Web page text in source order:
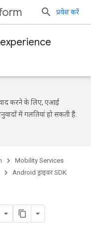
प्रवेश करें
करने के लिए, एआई
में गलतियां हो सकती हैं.
Mobility Services
Android ड्राइवर SDK